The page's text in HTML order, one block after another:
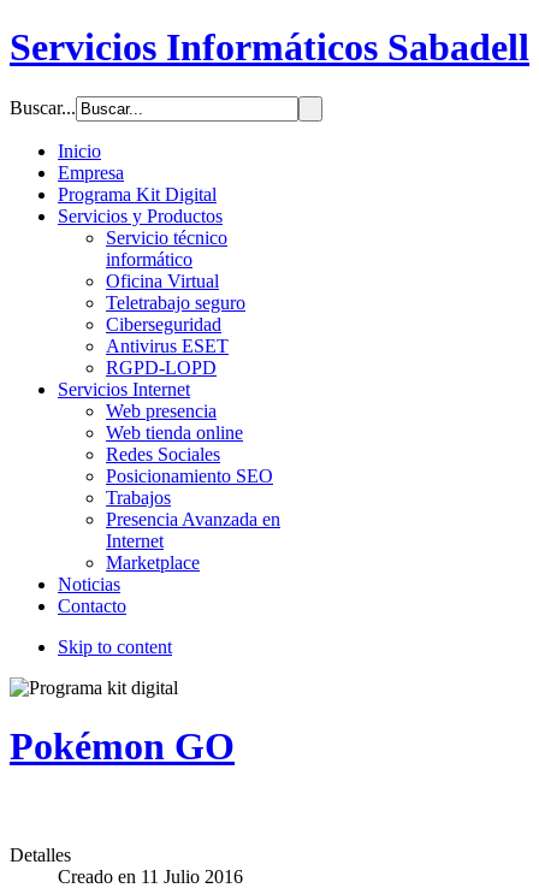
Servicios Informáticos Sabadell
Buscar...
Inicio
Empresa
Programa Kit Digital
Servicios y Productos
Servicio técnico
informático
Oficina Virtual
Teletrabajo seguro
Ciberseguridad
Antivirus ESET
RGPD-LOPD
Servicios Internet
Web presencia
Web tienda online
Redes Sociales
Posicionamiento SEO
Trabajos
Presencia Avanzada en
Internet
Marketplace
Noticias
Contacto
Skip to content
Pokémon GO
Detalles
Creado en 11 Julio 2016